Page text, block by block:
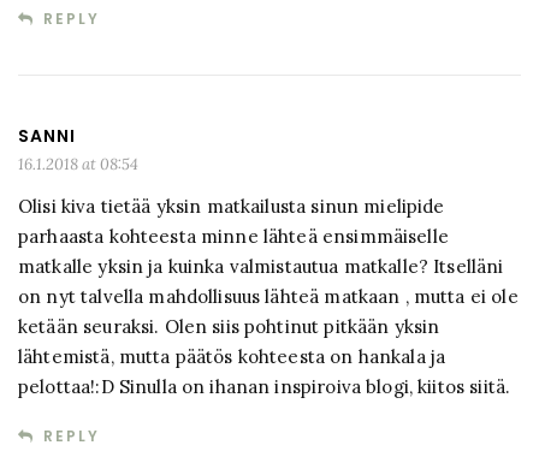
REPLY
SANNI
16.1.2018 at 08:54
Olisi kiva tietää yksin matkailusta sinun mielipide
parhaasta kohteesta minne lähteä ensimmäiselle
matkalle yksin ja kuinka valmistautua matkalle? Itselläni
on nyt talvella mahdollisuus lähteä matkaan , mutta ei ole
ketään seuraksi. Olen siis pohtinut pitkään yksin
lähtemistä, mutta päätös kohteesta on hankala ja
pelottaa!:D Sinulla on ihanan inspiroiva blogi, kiitos siitä.
REPLY